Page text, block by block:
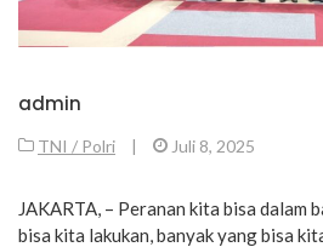
admin
TNI / Polri | Juli 8, 2025
JAKARTA, – Peranan kita bisa dalam
bisa kita lakukan, banyak yang bisa